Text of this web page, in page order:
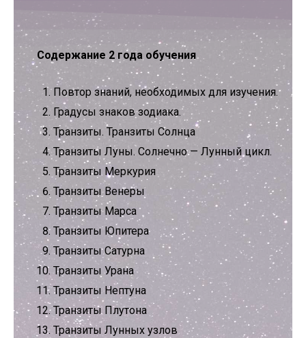
Содержание 2 года обучения
Повтор знаний, необходимых для изучения.
Градусы знаков зодиака.
Транзиты. Транзиты Солнца
Транзиты Луны. Солнечно — Лунный цикл.
Транзиты Меркурия
Транзиты Венеры
Транзиты Марса
Транзиты Юпитера
Транзиты Сатурна
Транзиты Урана
Транзиты Нептуна
Транзиты Плутона
Транзиты Лунных узлов